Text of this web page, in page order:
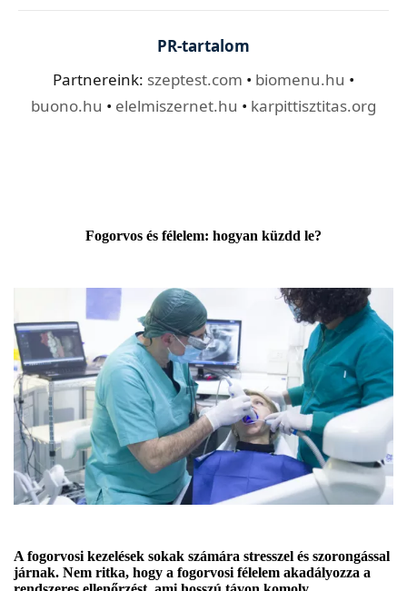
PR-tartalom
Partnereink: szeptest.com • biomenu.hu •
buono.hu • elelmiszernet.hu • karpittisztitas.org
Fogorvos és félelem: hogyan küzdd le?
A fogorvosi kezelések sokak számára stresszel és szorongással
járnak. Nem ritka, hogy a fogorvosi félelem akadályozza a